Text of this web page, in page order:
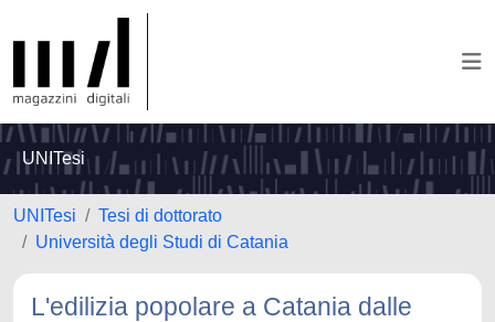
UNITesi
UNITesi
Tesi di dottorato
Università degli Studi di Catania
L'edilizia popolare a Catania dalle